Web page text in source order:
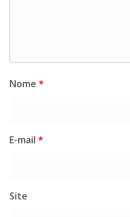
Nome *
E-mail *
Site